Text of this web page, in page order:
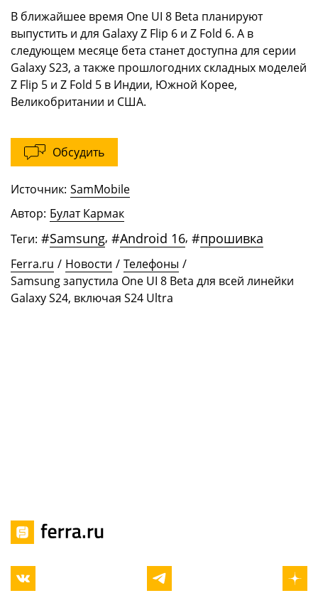
В ближайшее время One UI 8 Beta планируют
выпустить и для Galaxy Z Flip 6 и Z Fold 6. А в
следующем месяце бета станет доступна для серии
Galaxy S23, а также прошлогодних складных моделей
Z Flip 5 и Z Fold 5 в Индии, Южной Корее,
Великобритании и США.
Обсудить
Источник: SamMobile
Автор: Булат Кармак
Теги: #Samsung, #Android 16, #прошивка
Ferra.ru / Новости / Телефоны /
Samsung запустила One UI 8 Beta для всей линейки
Galaxy S24, включая S24 Ultra